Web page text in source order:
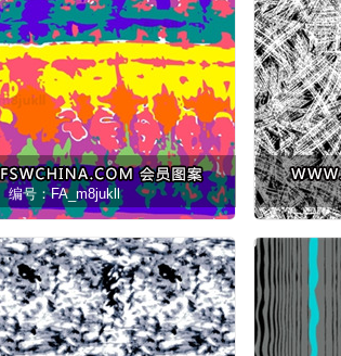
编号：FA_m8jukll